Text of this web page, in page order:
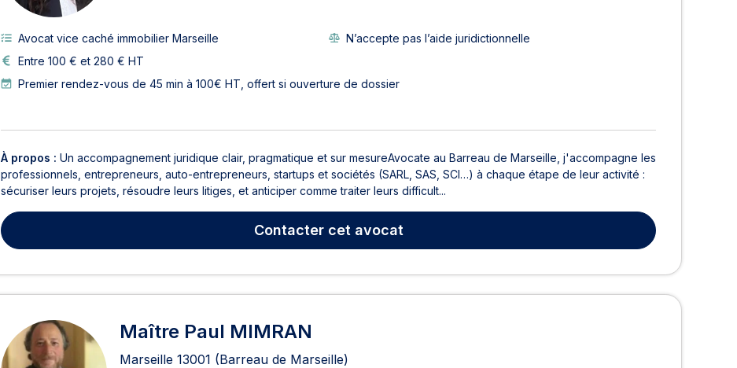
Avocat vice caché immobilier Marseille
N’accepte pas l’aide juridictionnelle
Entre 100 € et 280 € HT
Premier rendez-vous de 45 min à 100€ HT, offert si ouverture de dossier
À propos : Un accompagnement juridique clair, pragmatique et sur mesureAvocate au Barreau de Marseille, j'accompagne les
professionnels, entrepreneurs, auto-entrepreneurs, startups et sociétés (SARL, SAS, SCI…) à chaque étape de leur activité :
sécuriser leurs projets, résoudre leurs litiges, et anticiper comme traiter leurs difficult...
Contactercet avocat
Maître Paul MIMRAN
Marseille 13001 (Barreau de Marseille)